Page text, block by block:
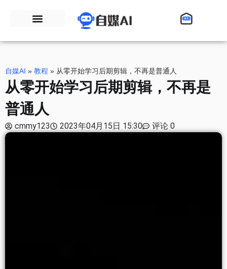
自媒AI » 教程 » 从零开始学习后期剪辑，不再是普通人
从零开始学习后期剪辑，不再是
普通人
cmmy123 2023年04月15日 15:30 评论 0